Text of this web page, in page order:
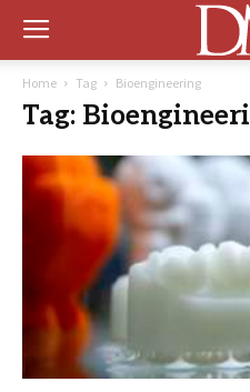
Home Tag Bioengineering
Tag: